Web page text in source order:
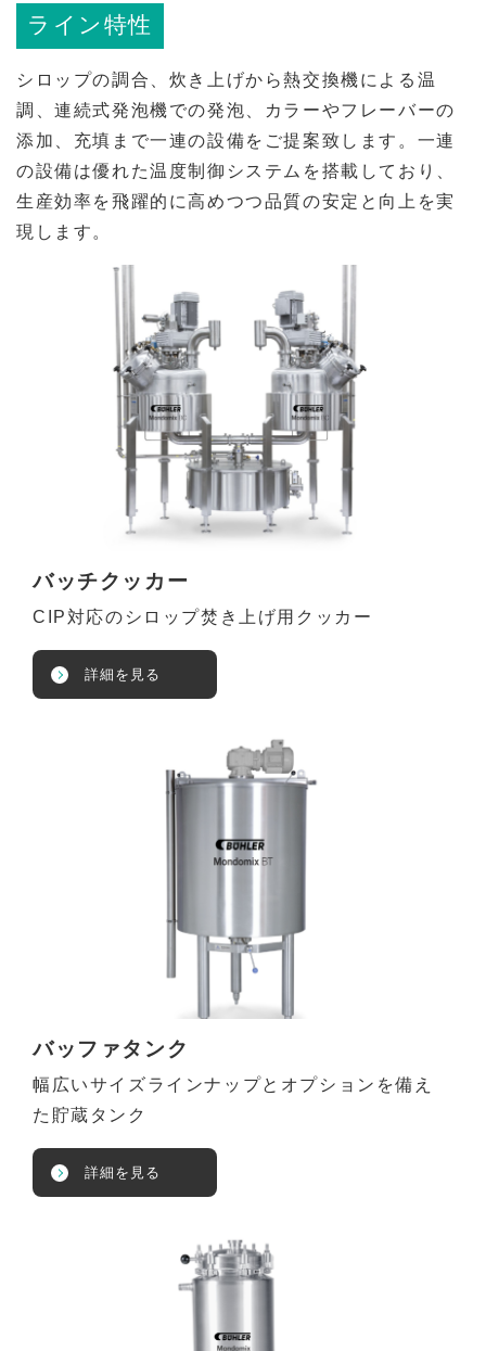
ライン特性
シロップの調合、炊き上げから熱交換機による温
調、連続式発泡機での発泡、カラーやフレーバーの
添加、充填まで一連の設備をご提案致します。一連
の設備は優れた温度制御システムを搭載しており、
生産効率を飛躍的に高めつつ品質の安定と向上を実
現します。
バッチクッカー
CIP対応のシロップ焚き上げ用クッカー
詳細を見る
バッファタンク
幅広いサイズラインナップとオプションを備え
た貯蔵タンク
詳細を見る